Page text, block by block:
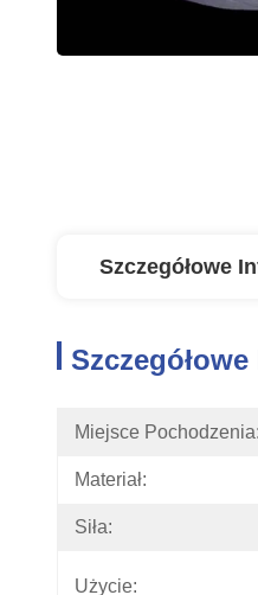
Szczegółowe
Miejsce Pochodzenia:
Materiał:
Siła:
Użycie: